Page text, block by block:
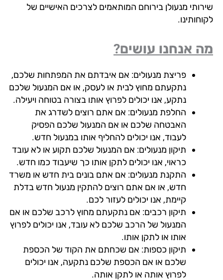
מנעולן בירוחם המותאמים לצרכים האישיים של
אנחנו עושים?
פריצת מנעולים: אם איבדתם את המפתחות שלכם,
נתקעתם מחוץ לבית או לעסק, או אם המנעול שלכם
נתקע, אנו יכולים לפרוץ אותו בצורה בטוחה ויעילה.
החלפת מנעולים: אם אתם רוצים לשדרג את
האבטחה שלכם או אם המנעול שלכם הפסיק
לעבוד, אנו יכולים להחליף אותו במנעול חדש.
תיקון מנעולים: אם המנעול שלכם תקוע או לא עובד
כראוי, אנו יכולים לתקן אותו כך שיעבוד כמו חדש.
התקנת מנעולים: אם אתם בונים בית חדש או משרד
חדש, או אם אתם רוצים להתקין מנעול חדש בדלת
קיימת, אנו יכולים לעזור לכם.
תיקון רכבים: אם נתקעתם מחוץ לרכב שלכם או אם
המנעול של הרכב שלכם לא עובד, אנו יכולים לפרוץ
אותו או לתקן אותו.
תיקון כספות: אם שכחתם את הקוד של הכספת
שלכם או אם הכספת שלכם נתקעה, אנו יכולים
לפרוץ אותה או לתקן אותה.